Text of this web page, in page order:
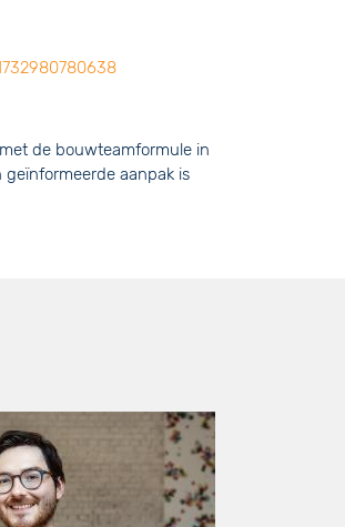
de bouwteamformule in
aanpak is